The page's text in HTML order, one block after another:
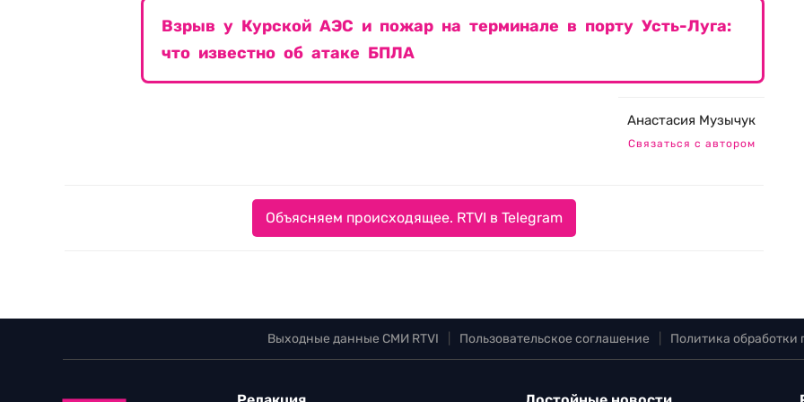
Взрыв у Курской АЭС и пожар на терминале в порту Усть-Луга:
что известно об атаке БПЛА
Анастасия Музычук
Связаться с автором
Объясняем происходящее. RTVI в Telegram
Выходные данные СМИ RTVI Пользовательское соглашение Политика